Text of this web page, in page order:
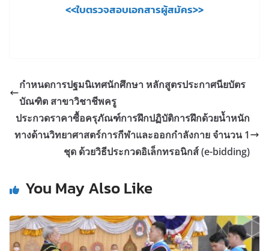
<<ใบตรวจสอบเอกสารผู้สมัคร>>
กำหนดการปฐมนิเทศนักศึกษา หลักสูตรประกาศนียบัตร
บัณฑิต สาขาวิชาชีพครู
ประกวดราคาซื้อครุภัณฑ์การฝึกปฏิบัติการฝึกด้วยน้ำหนัก
ทางด้านวิทยาศาสตร์การกีฬาและออกกำลังกาย จำนวน 1
ชุด ด้วยวิธีประกวดอิเล็กทรอนิกส์ (e-bidding)
You May Also Like